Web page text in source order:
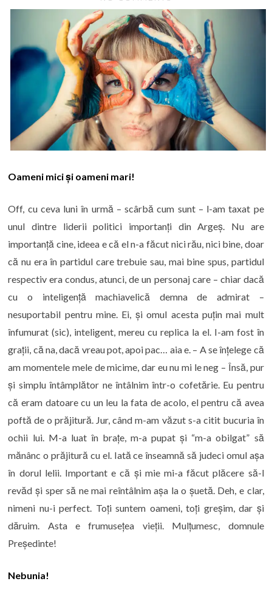
Oameni mici și oameni mari!
Off, cu ceva luni în urmă – scârbă cum sunt – l-am taxat pe
unul dintre liderii politici importanți din Argeș. Nu are
importanță cine, ideea e că el n-a făcut nici rău, nici bine, doar
că nu era în partidul care trebuie sau, mai bine spus, partidul
respectiv era condus, atunci, de un personaj care – chiar dacă
cu o inteligență machiavelică demna de admirat –
nesuportabil pentru mine. Ei, și omul acesta puțin mai mult
înfumurat (sic), inteligent, mereu cu replica la el. I-am fost în
grații, că na, dacă vreau pot, apoi pac… aia e. – A se înțelege că
am momentele mele de micime, dar eu nu mi le neg – Însă, pur
și simplu întâmplător ne întâlnim într-o cofetărie. Eu pentru
că eram datoare cu un leu la fata de acolo, el pentru că avea
poftă de o prăjitură. Jur, când m-am văzut s-a citit bucuria în
ochii lui. M-a luat în brațe, m-a pupat și “m-a obilgat” să
mănânc o prăjitură cu el. Iată ce înseamnă să judeci omul așa
în dorul lelii. Important e că și mie mi-a făcut plăcere să-l
revăd și sper să ne mai reîntâlnim așa la o șuetă. Deh, e clar,
nimeni nu-i perfect. Toți suntem oameni, toți greșim, dar și
dăruim. Asta e frumusețea vieții. Mulțumesc, domnule
Președinte!
Nebunia!